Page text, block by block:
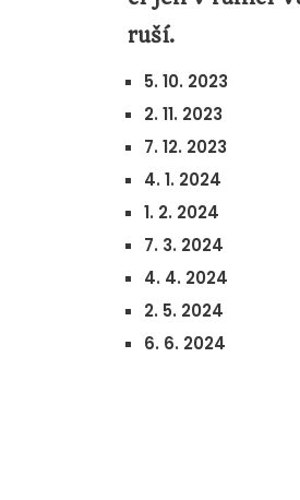
ruší.
5. 10. 2023
2. 11. 2023
7. 12. 2023
4. 1. 2024
1. 2. 2024
7. 3. 2024
4. 4. 2024
2. 5. 2024
6. 6. 2024